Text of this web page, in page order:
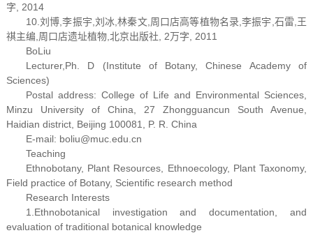
字, 2014
10.刘博,李振宇,刘冰,林秦文,周口店高等植物名录,李振宇,石雷,王
祺主编,周口店遗址植物,北京出版社, 2万字, 2011
BoLiu
Lecturer,Ph. D (Institute of Botany, Chinese Academy of
Sciences)
Postal address: College of Life and Environmental Sciences,
Minzu University of China, 27 Zhongguancun South Avenue,
Haidian district, Beijing 100081, P. R. China
E-mail: boliu@muc.edu.cn
Teaching
Ethnobotany, Plant Resources, Ethnoecology, Plant Taxonomy,
Field practice of Botany, Scientific research method
Research Interests
1.Ethnobotanical investigation and documentation, and
evaluation of traditional botanical knowledge